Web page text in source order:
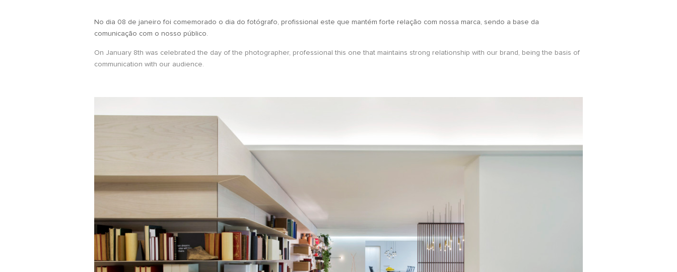
No dia 08 de janeiro foi comemorado o dia do fotógrafo, profissional este que mantém forte relação com nossa marca, sendo a base da
comunicação com o nosso público.
On January 8th was celebrated the day of the photographer, professional this one that maintains strong relationship with our brand, being the basis of
communication with our audience.